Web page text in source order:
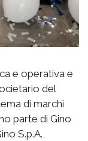
e operativa e
del
di marchi
parte di Gino
S.p.A.,